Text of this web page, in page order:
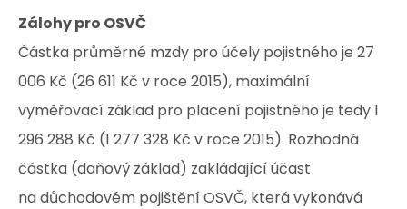
Zálohy pro OSVČ
Částka průměrné mzdy pro účely pojistného je 27
006 Kč (26 611 Kč v roce 2015), maximální
vyměřovací základ pro placení pojistného je tedy 1
296 288 Kč (1 277 328 Kč v roce 2015). Rozhodná
částka (daňový základ) zakládající účast
na důchodovém pojištění OSVČ, která vykonává